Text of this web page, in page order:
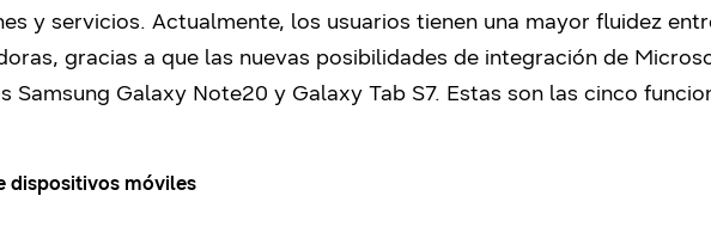
y servicios. Actualmente, los usuarios tienen una mayor fluidez
gracias a que las nuevas posibilidades de integración de
Samsung Galaxy Note20 y Galaxy Tab S7. Estas son las cinco
dispositivos móviles